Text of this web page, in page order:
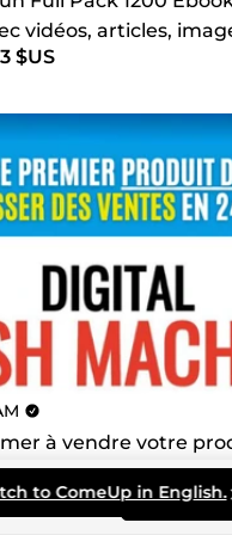
vidéos, articles,
$US
à vendre votre
$US
to ComeUp in English.